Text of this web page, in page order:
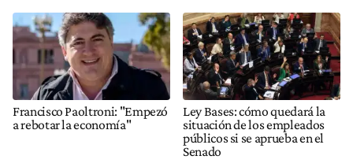
Francisco Paoltroni: "Empezó
a rebotar la economía"
Ley Bases: cómo quedará la
situación de los empleados
públicos si se aprueba en el
Senado